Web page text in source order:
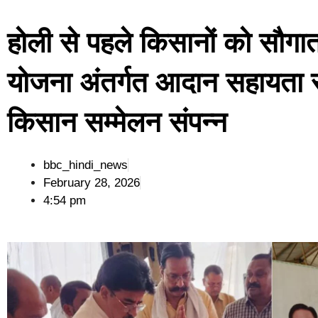
होली से पहले किसानों को
योजना अंतर्गत आदान सहायता
किसान सम्मेलन संपन्न
bbc_hindi_news
February 28, 2026
4:54 pm